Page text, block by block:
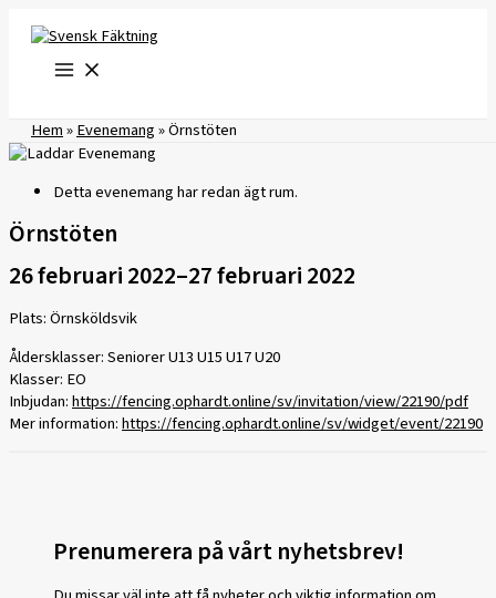
innehåll
Hem»Evenemang»Örnstöten
Detta evenemang har redan ägt rum.
Örnstöten
26 februari 2022–27 februari 2022
Plats: Örnsköldsvik
Åldersklasser: Seniorer U13 U15 U17 U20
Klasser: EO
Inbjudan:https://fencing.ophardt.online/sv/invitation/view/22190/pdf
Mer information:https://fencing.ophardt.online/sv/widget/event/22190
Prenumerera på vårt nyhetsbrev!